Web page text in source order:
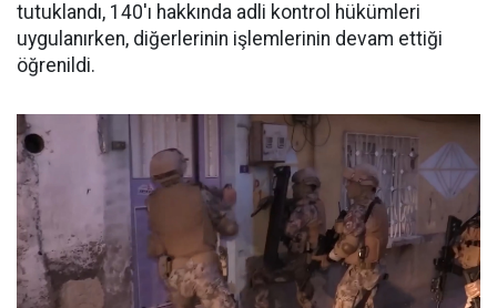
tutuklandı, 140'ı hakkında adli kontrol hükümleri
uygulanırken, diğerlerinin işlemlerinin devam ettiği
öğrenildi.